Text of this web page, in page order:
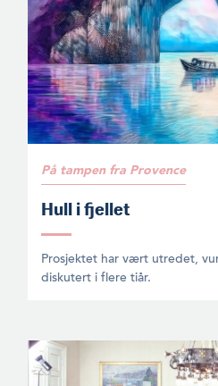
På tampen fra Provence
Hull i fjellet
Prosjektet har vært utredet,
diskutert i flere tiår.